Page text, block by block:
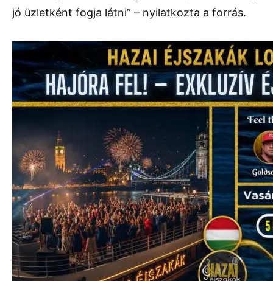
jó üzletként fogja látni” – nyilatkozta a forrás.